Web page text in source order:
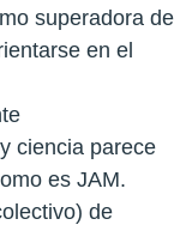
superadora de
en el
ciencia parece
es JAM.
de